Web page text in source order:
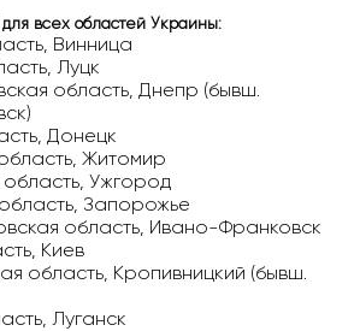
для всех областей Украины:
Винница
Луцк
область, Днепр (бывш.
Донецк
Житомир
Ужгород
Запорожье
область, Ивано-Франковск
Киев
область, Кропивницкий (бывш.
Луганск